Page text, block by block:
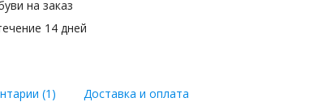
на заказ
14 дней
(1) Доставка и оплата